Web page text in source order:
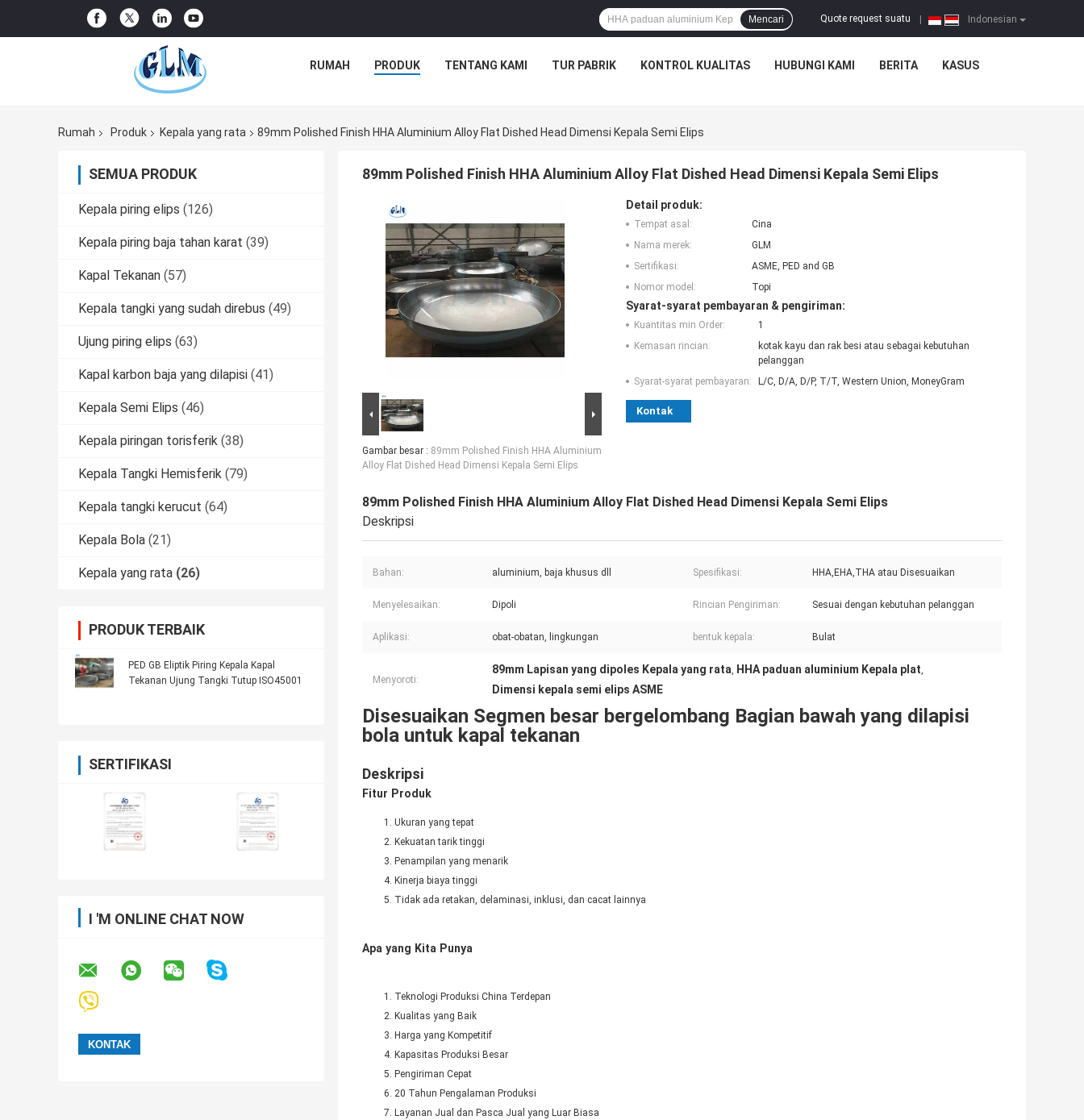
Indonesian
Quote request suatu
Mencari
RUMAH PRODUK TENTANG KAMI TUR PABRIK KONTROL KUALITAS HUBUNGI KAMI BERITA KASUS
Rumah Produk Kepala yang rata 89mm Polished Finish HHA Aluminium Alloy Flat Dished Head Dimensi Kepala Semi Elips
SEMUA PRODUK
Kepala piring elips (126)
Kepala piring baja tahan karat (39)
Kapal Tekanan (57)
Kepala tangki yang sudah direbus (49)
Ujung piring elips (63)
Kapal karbon baja yang dilapisi (41)
Kepala Semi Elips (46)
Kepala piringan torisferik (38)
Kepala Tangki Hemisferik (79)
Kepala tangki kerucut (64)
Kepala Bola (21)
Kepala yang rata (26)
PRODUK TERBAIK
PED GB Eliptik Piring Kepala Kapal
Tekanan Ujung Tangki Tutup ISO45001
SERTIFIKASI
I 'M ONLINE CHAT NOW
89mm Polished Finish HHA Aluminium Alloy Flat Dished Head Dimensi Kepala Semi Elips
Gambar besar : 89mm Polished Finish HHA Aluminium
Alloy Flat Dished Head Dimensi Kepala Semi Elips
Detail produk:
Tempat asal:
Cina
Nama merek:
GLM
Sertifikasi:
ASME, PED and GB
Nomor model:
Topi
Syarat-syarat pembayaran & pengiriman:
Kuantitas min Order:
1
Kemasan rincian:
kotak kayu dan rak besi atau sebagai kebutuhan
pelanggan
Syarat-syarat pembayaran:
L/C, D/A, D/P, T/T, Western Union, MoneyGram
Kontak
89mm Polished Finish HHA Aluminium Alloy Flat Dished Head Dimensi Kepala Semi Elips
Deskripsi
Bahan: aluminium, baja khusus dll Spesifikasi: HHA,EHA,THA atau Disesuaikan
Menyelesaikan: Dipoli Rincian Pengiriman: Sesuai dengan kebutuhan pelanggan
Aplikasi: obat-obatan, lingkungan bentuk kepala: Bulat
Menyoroti:
89mm Lapisan yang dipoles Kepala yang rata, HHA paduan aluminium Kepala plat,
Dimensi kepala semi elips ASME
Disesuaikan Segmen besar bergelombang Bagian bawah yang dilapisi
bola untuk kapal tekanan
Deskripsi
Fitur Produk
Ukuran yang tepat
Kekuatan tarik tinggi
Penampilan yang menarik
Kinerja biaya tinggi
Tidak ada retakan, delaminasi, inklusi, dan cacat lainnya
Apa yang Kita Punya
Teknologi Produksi China Terdepan
Kualitas yang Baik
Harga yang Kompetitif
Kapasitas Produksi Besar
Pengiriman Cepat
20 Tahun Pengalaman Produksi
Layanan Jual dan Pasca Jual yang Luar Biasa